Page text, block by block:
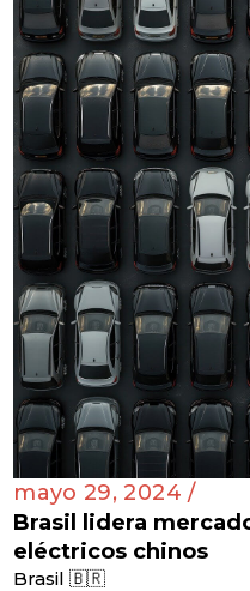
mayo 29, 2024 /
Brasil lidera
eléctricos chinos
Brasil 🇧🇷